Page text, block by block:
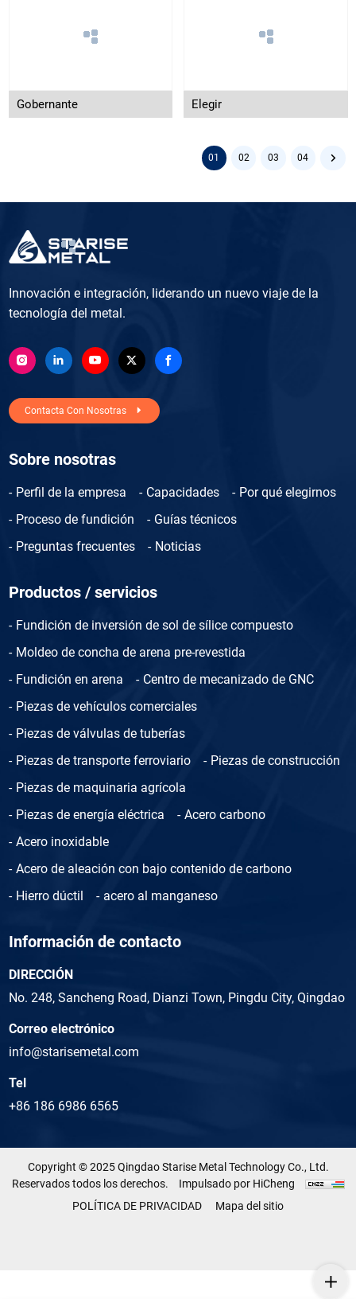
Gobernante Elegir
01 02 03 04
Innovación e integración, liderando un nuevo viaje de la
tecnología del metal.
Contacta Con Nosotras
Sobre nosotras
Perfil de la empresa Capacidades
Por qué elegirnos
Proceso de fundición
Guías técnicos
Preguntas frecuentes
Noticias
Productos / servicios
Fundición de inversión de sol de sílice compuesto
Moldeo de concha de arena pre-revestida
Fundición en arena
Centro de mecanizado de GNC
Piezas de vehículos comerciales
Piezas de válvulas de tuberías
Piezas de transporte ferroviario
Piezas de construcción
Piezas de maquinaria agrícola
Piezas de energía eléctrica
Acero carbono
Acero inoxidable
Acero de aleación con bajo contenido de carbono
Hierro dúctil
acero al manganeso
Información de contacto
DIRECCIÓN
No. 248, Sancheng Road, Dianzi Town, Pingdu City, Qingdao
Correo electrónico
info@starisemetal.com
Tel
+86 186 6986 6565
Copyright © 2025 Qingdao Starise Metal Technology Co., Ltd.
Reservados todos los derechos.
Impulsado por HiCheng
POLÍTICA DE PRIVACIDAD
Mapa del sitio